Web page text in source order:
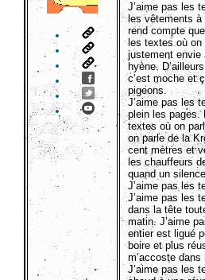
J’aime pas les
les vêtements à
rend compte
les textes où
justement envie
hyène.
c’est moche et
pigeons.
J’aime pas les
plein les pages.
textes où on
on parle de la
cent mètres et
les chauffeurs
quand un
J’aime pas les
J’aime pas les
dans la tête
matin. J’aime
entier est ligué
boire et plus
m’accoste
J’aime pas les